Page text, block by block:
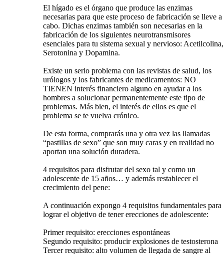
El hígado es el órgano que produce las enzimas
necesarias para que este proceso de fabricación se lleve a
cabo. Dichas enzimas también son necesarias en la
fabricación de los siguientes neurotransmisores
esenciales para tu sistema sexual y nervioso: Acetilcolina,
Serotonina y Dopamina.
Existe un serio problema con las revistas de salud, los
urólogos y los fabricantes de medicamentos: NO
TIENEN interés financiero alguno en ayudar a los
hombres a solucionar permanentemente este tipo de
problemas. Más bien, el interés de ellos es que el
problema se te vuelva crónico.
De esta forma, comprarás una y otra vez las llamadas
“pastillas de sexo” que son muy caras y en realidad no
aportan una solución duradera.
4 requisitos para disfrutar del sexo tal y como un
adolescente de 15 años… y además restablecer el
crecimiento del pene:
A continuación expongo 4 requisitos fundamentales para
lograr el objetivo de tener erecciones de adolescente:
Primer requisito: erecciones espontáneas
Segundo requisito: producir explosiones de testosterona
Tercer requisito: alto volumen de llegada de sangre al